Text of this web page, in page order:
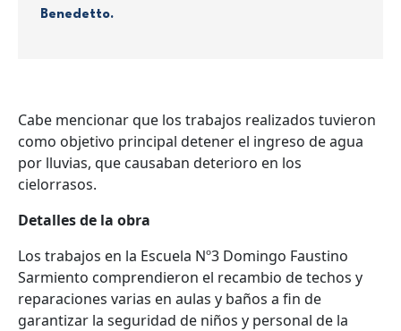
Benedetto.
Cabe mencionar que los trabajos realizados tuvieron
como objetivo principal detener el ingreso de agua
por lluvias, que causaban deterioro en los
cielorrasos.
Detalles de la obra
Los trabajos en la Escuela Nº3 Domingo Faustino
Sarmiento comprendieron el recambio de techos y
reparaciones varias en aulas y baños a fin de
garantizar la seguridad de niños y personal de la